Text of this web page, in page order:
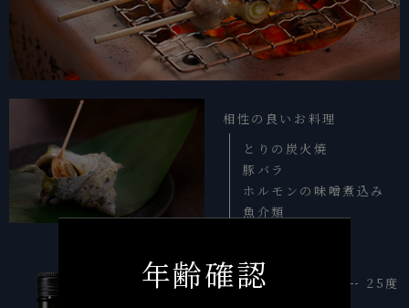
相性の良いお料理
とりの炭火焼
豚バラ
ホルモンの味噌煮込み
魚介類
アルコール度数 25度
年齢確認